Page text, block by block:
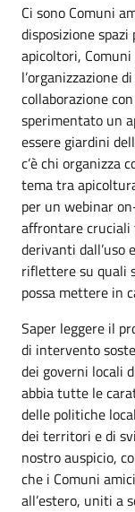
Ci sono Comuni
disposizione
apicoltori,
l’organizzazione
collaborazione
sperimentato un
essere giardini
c’è chi organizza
tema tra
per un webinar
affrontare cruciali
derivanti dall’uso
riflettere su quali
possa mettere in
Saper leggere il
di intervento
dei governi locali
abbia tutte le
delle politiche
dei territori e di
nostro auspicio,
che i Comuni
all’estero, uniti a